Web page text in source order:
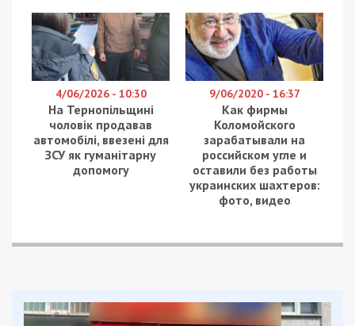
4/06/2026 - 10:30
На Тернопільщині
чоловік продавав
автомобілі, ввезені для
ЗСУ як гуманітарну
допомогу
9/06/2020 - 16:37
Как фирмы
Коломойского
зарабатывали на
российском угле и
оставили без работы
украинских шахтеров:
фото, видео